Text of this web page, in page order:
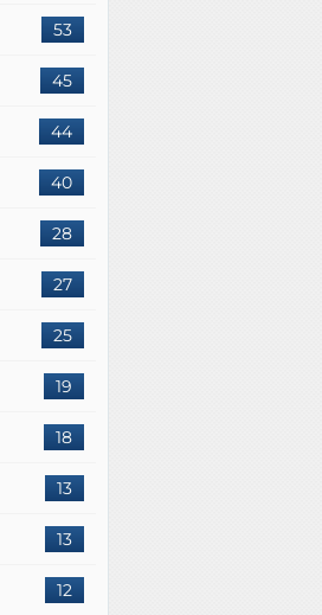
53
45
44
40
28
27
25
19
18
13
13
12